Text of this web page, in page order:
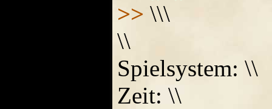
>> \\\
\\
Spielsystem: \\
Zeit: \\